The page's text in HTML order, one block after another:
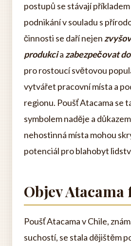
postupů se stávají
podnikání v souladu s
činnosti se daří nejen
produkcia zabezpečovat
pro rostoucí světovou
vytvářet pracovní místa a
regionu. Poušť Atacama se
symbolem naděje a
nehostinná místa mohou
potenciál pro blahobyt
Objev
Poušť Atacama v Chile,
suchostí, se stala dějištěm